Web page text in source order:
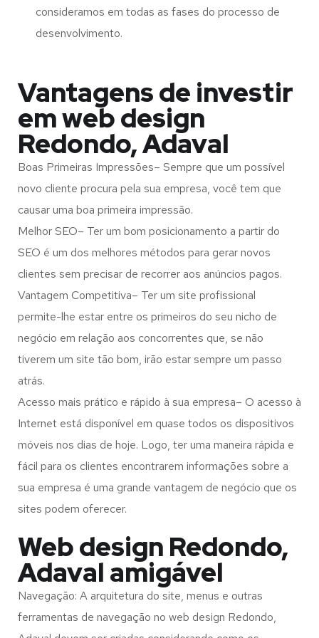
consideramos em todas as fases do processo de
desenvolvimento.
Vantagens de investir
em web design
Redondo, Adaval
Boas Primeiras Impressões– Sempre que um possível
novo cliente procura pela sua empresa, você tem que
causar uma boa primeira impressão.
Melhor SEO– Ter um bom posicionamento a partir do
SEO é um dos melhores métodos para gerar novos
clientes sem precisar de recorrer aos anúncios pagos.
Vantagem Competitiva– Ter um site profissional
permite-lhe estar entre os primeiros do seu nicho de
negócio em relação aos concorrentes que, se não
tiverem um site tão bom, irão estar sempre um passo
atrás.
Acesso mais prático e rápido à sua empresa– O acesso à
Internet está disponível em quase todos os dispositivos
móveis nos dias de hoje. Logo, ter uma maneira rápida e
fácil para os clientes encontrarem informações sobre a
sua empresa é uma grande vantagem de negócio que os
sites podem oferecer.
Web design Redondo,
Adaval amigável
Navegação: A arquitetura do site, menus e outras
ferramentas de navegação no web design Redondo,